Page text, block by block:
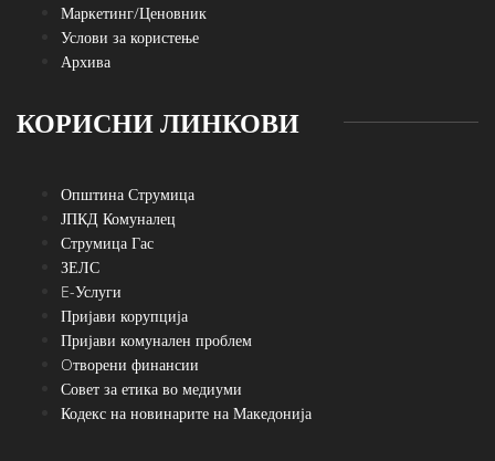
Маркетинг/Ценовник
Услови за користење
Архива
КОРИСНИ ЛИНКОВИ
Општина Струмица
ЈПКД Комуналец
Струмица Гас
ЗЕЛС
E-Услуги
Пријави корупција
Пријави комунален проблем
Oтворени финансии
Совет за етика во медиуми
Кодекс на новинарите на Македонија